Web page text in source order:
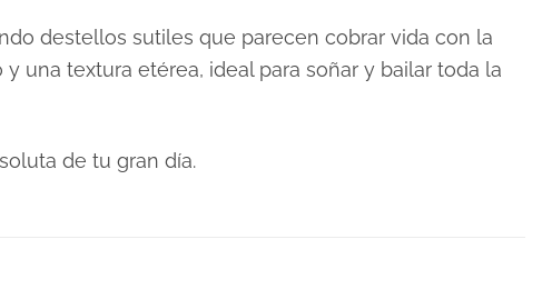
destellos sutiles que parecen cobrar vida con la
una textura etérea, ideal para soñar y bailar toda la
de tu gran día.